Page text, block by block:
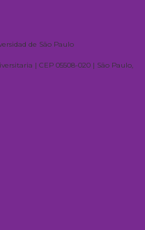
de São Paulo
| CEP 05508-020 | São Paulo,